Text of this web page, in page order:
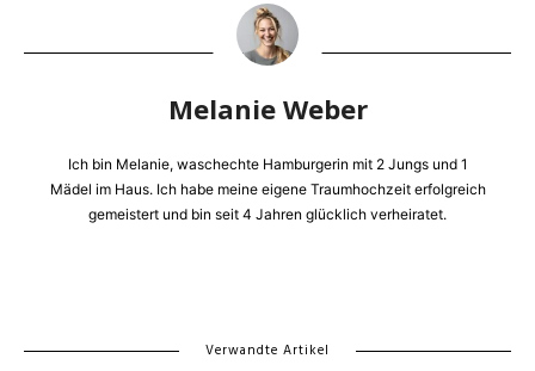
Melanie Weber
Ich bin Melanie, waschechte Hamburgerin mit 2 Jungs und 1
Mädel im Haus. Ich habe meine eigene Traumhochzeit erfolgreich
gemeistert und bin seit 4 Jahren glücklich verheiratet.
Verwandte Artikel